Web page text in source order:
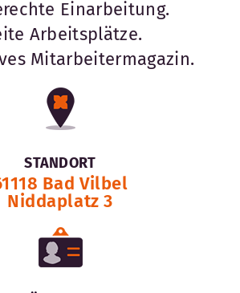
Einarbeitung.
Arbeitsplätze.
Mitarbeitermagazin.
STANDORT
Bad Vilbel
Niddaplatz 3